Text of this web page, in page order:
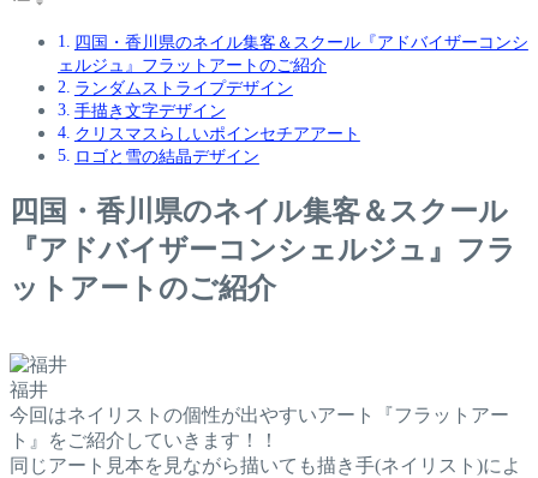
四国・香川県のネイル集客＆スクール『アドバイザーコンシ
ェルジュ』フラットアートのご紹介
ランダムストライプデザイン
手描き文字デザイン
クリスマスらしいポインセチアアート
ロゴと雪の結晶デザイン
四国・香川県のネイル集客＆スクール
『アドバイザーコンシェルジュ』フラ
ットアートのご紹介
福井
今回はネイリストの個性が出やすいアート『フラットアー
ト』をご紹介していきます！！
同じアート見本を見ながら描いても描き手(ネイリスト)によ